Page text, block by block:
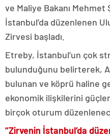
ve Maliye Bakanı Mehmet
İstanbul’da düzenlenen
Zirvesi başladı.
Etreby, İstanbul’un çok
bulunduğunu belirterek,
bulunan ve köprü haline
ekonomik ilişkilerini
birçok oturum
“Zirvenin İstanbul’da